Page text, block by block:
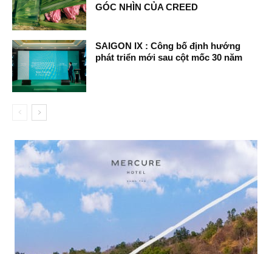
GÓC NHÌN CỦA CREED
SAIGON IX : Công bố định hướng
phát triển mới sau cột mốc 30 năm